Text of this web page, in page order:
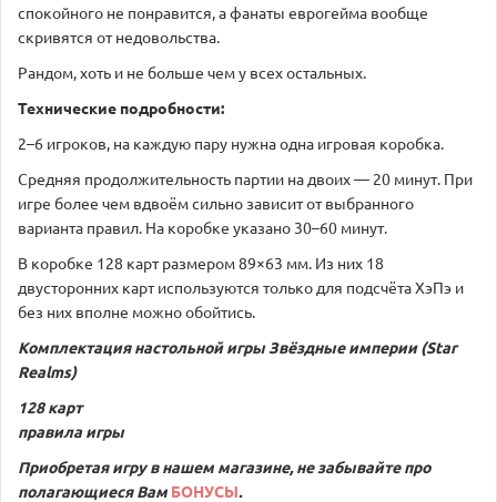
спокойного не понравится, а фанаты еврогейма вообще
скривятся от недовольства.
Рандом, хоть и не больше чем у всех остальных.
Технические подробности:
2–6 игроков, на каждую пару нужна одна игровая коробка.
Средняя продолжительность партии на двоих — 20 минут. При
игре более чем вдвоём сильно зависит от выбранного
варианта правил. На коробке указано 30–60 минут.
В коробке 128 карт размером 89×63 мм. Из них 18
двусторонних карт используются только для подсчёта ХэПэ и
без них вполне можно обойтись.
Комплектация настольной игрыЗвёздные империи (Star
Realms)
128 карт
правила игры
Приобретая игру в нашем магазине, не забывайте про
полагающиеся Вам БОНУСЫ.